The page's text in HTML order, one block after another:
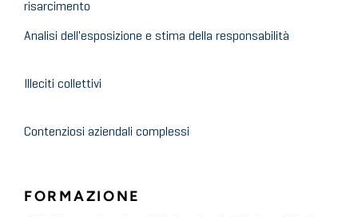
risarcimento
Analisi dell'esposizione e stima della responsabilità
Illeciti collettivi
Contenziosi aziendali complessi
FORMAZIONE